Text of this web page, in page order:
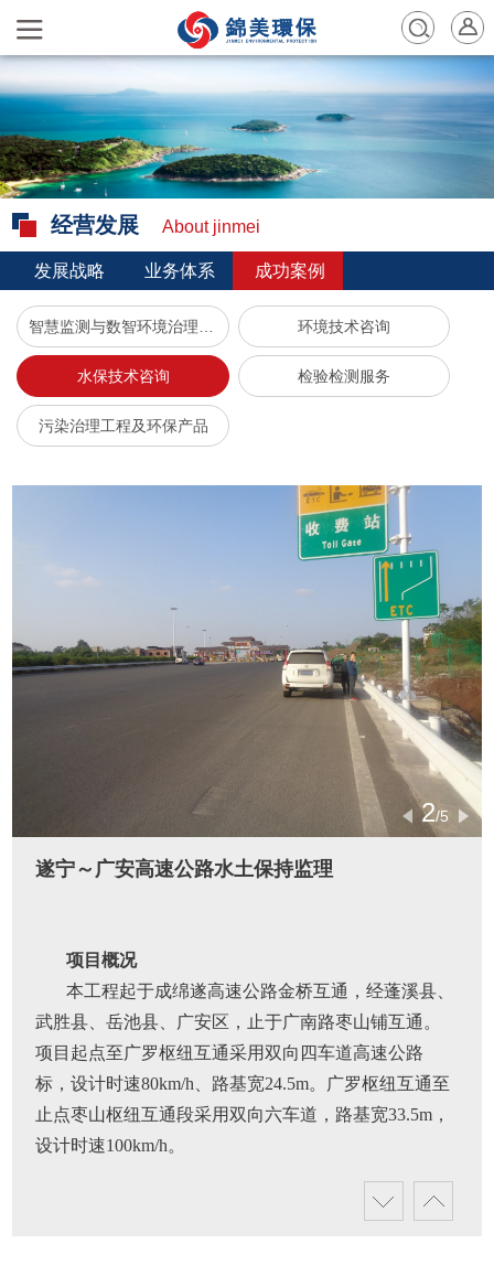
经营发展 About jinmei
发展战略 业务体系 成功案例
环境技术咨询
水保技术咨询 检验检测服务
污染治理工程及环保产品
2/5
遂宁～广安高速公路水土保持监理
项目概况
本工程起于成绵遂高速公路金桥互通，经蓬溪县、
武胜县、岳池县、广安区，止于广南路枣山铺互通。
项目起点至广罗枢纽互通采用双向四车道高速公路
标，设计时速80km/h、路基宽24.5m。广罗枢纽互通至
止点枣山枢纽互通段采用双向六车道，路基宽33.5m，
设计时速100km/h。